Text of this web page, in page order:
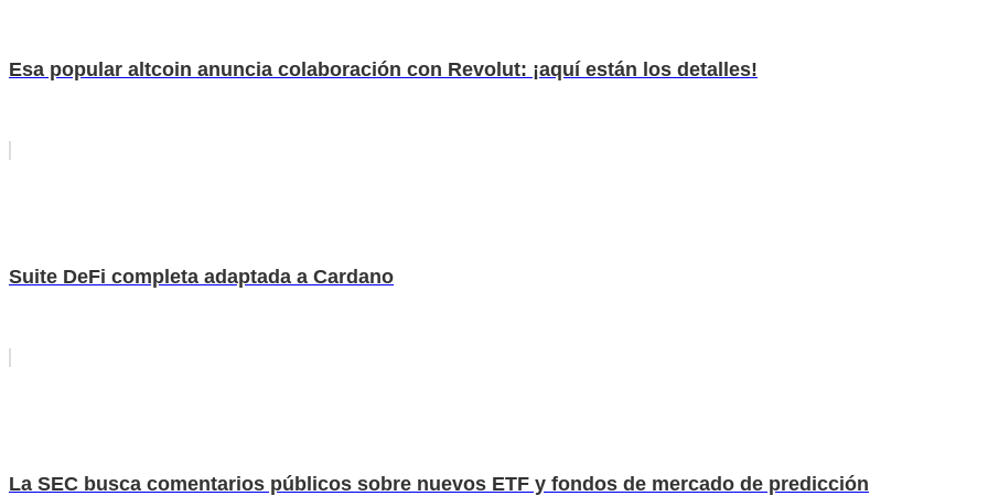
Esa popular altcoin anuncia colaboración con Revolut: ¡aquí están los detalles!
Suite DeFi completa adaptada a Cardano
La SEC busca comentarios públicos sobre nuevos ETF y fondos de mercado de predicción